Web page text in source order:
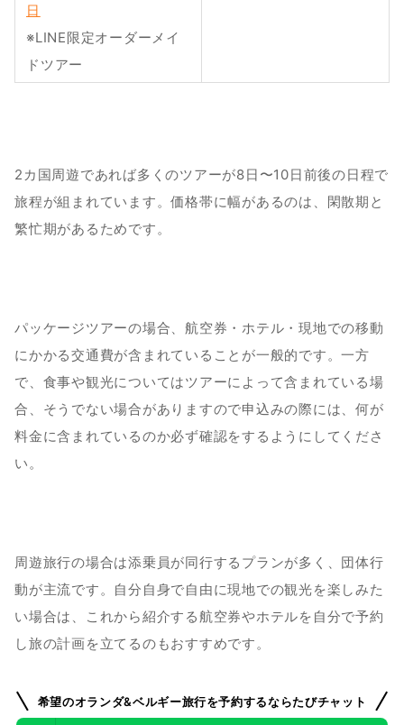
日
※LINE限定オーダーメイ
ドツアー
2カ国周遊であれば多くのツアーが8日〜10日前後の日程で
旅程が組まれています。価格帯に幅があるのは、閑散期と
繁忙期があるためです。
パッケージツアーの場合、航空券・ホテル・現地での移動
にかかる交通費が含まれていることが一般的です。一方
で、食事や観光についてはツアーによって含まれている場
合、そうでない場合がありますので申込みの際には、何が
料金に含まれているのか必ず確認をするようにしてくださ
い。
周遊旅行の場合は添乗員が同行するプランが多く、団体行
動が主流です。自分自身で自由に現地での観光を楽しみた
い場合は、これから紹介する航空券やホテルを自分で予約
し旅の計画を立てるのもおすすめです。
希望のオランダ&ベルギー旅行を予約するならたびチャット